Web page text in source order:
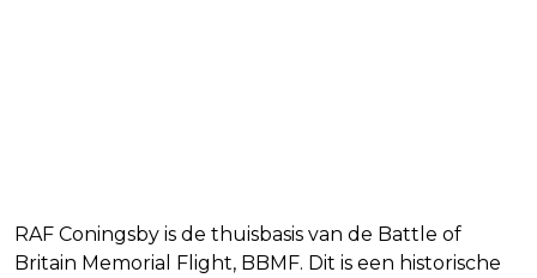
RAF Coningsby is de thuisbasis van de Battle of
Britain Memorial Flight, BBMF. Dit is een historische